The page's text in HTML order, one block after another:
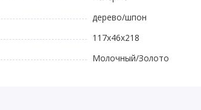
дерево/шпон
117х46х218
Молочный/Золото